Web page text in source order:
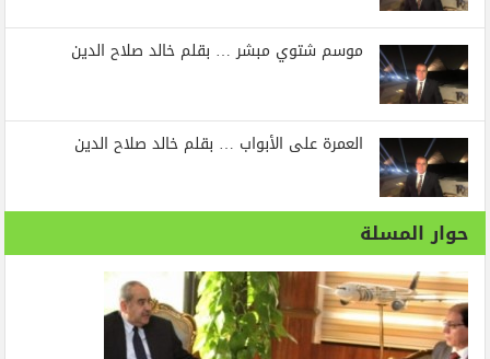
موسم شتوي مبشر … بقلم خالد صلاح الدين
العمرة على الأبواب … بقلم خالد صلاح الدين
حوار المسلة